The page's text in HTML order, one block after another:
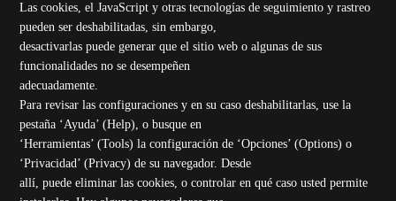
Las cookies, el JavaScript y otras tecnologías de seguimiento y rastreo
pueden ser deshabilitadas, sin embargo,
desactivarlas puede generar que el sitio web o algunas de sus
funcionalidades no se desempeñen
adecuadamente.
Para revisar las configuraciones y en su caso deshabilitarlas, use la
pestaña ‘Ayuda’ (Help), o busque en
‘Herramientas’ (Tools) la configuración de ‘Opciones’ (Options) o
‘Privacidad’ (Privacy) de su navegador. Desde
allí, puede eliminar las cookies, o controlar en qué caso usted permite